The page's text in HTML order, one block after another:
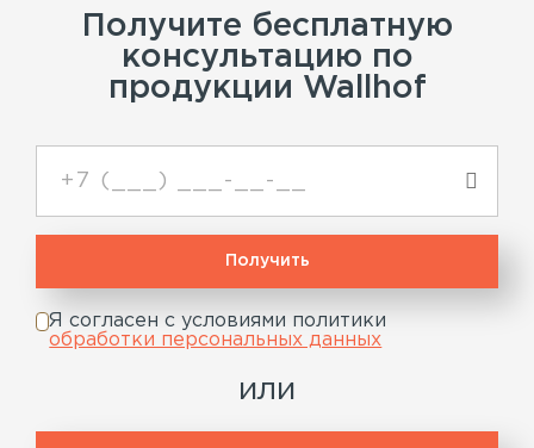
Получите бесплатную
консультацию по
продукции Wallhof
Я согласен с условиями политики
обработки персональных данных
или